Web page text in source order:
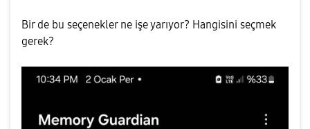
Bir de bu seçenekler ne işe yarıyor? Hangisini seçmek
gerek?